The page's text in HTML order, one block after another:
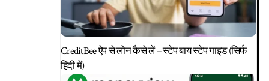
CreditBee ऐप से लोन कैसे लें – स्टेप बाय स्टेप गाइड (सिर्फ
हिंदी में)